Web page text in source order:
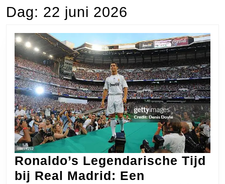
Dag: 22 juni 2026
Ronaldo’s Legendarische Tijd
bij Real Madrid: Een